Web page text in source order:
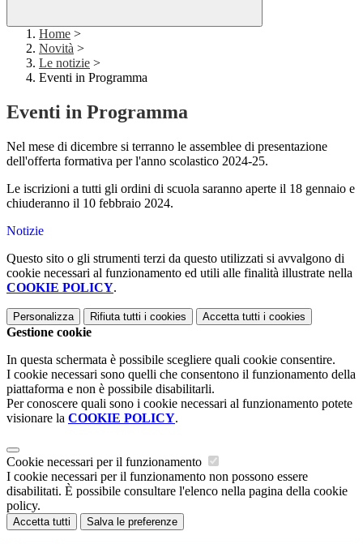
Home >
Novità >
Le notizie >
Eventi in Programma
Eventi in Programma
Nel mese di dicembre si terranno le assemblee di presentazione
dell'offerta formativa per l'anno scolastico 2024-25.
Le iscrizioni a tutti gli ordini di scuola saranno aperte il 18 gennaio e
chiuderanno il 10 febbraio 2024.
Notizie
Questo sito o gli strumenti terzi da questo utilizzati si avvalgono di
cookie necessari al funzionamento ed utili alle finalità illustrate nella
COOKIE POLICY.
Personalizza Rifiuta tutti i cookies Accetta tutti i cookies
Gestione cookie
In questa schermata è possibile scegliere quali cookie consentire.
I cookie necessari sono quelli che consentono il funzionamento della
piattaforma e non è possibile disabilitarli.
Per conoscere quali sono i cookie necessari al funzionamento potete
visionare la COOKIE POLICY.
Cookie necessari per il funzionamento
I cookie necessari per il funzionamento non possono essere
disabilitati. È possibile consultare l'elenco nella pagina della cookie
policy.
Accetta tutti Salva le preferenze